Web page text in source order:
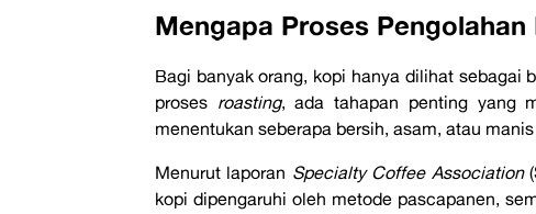
Mengapa Proses
Bagi banyak orang, kopi hanya dilihat sebagai
proses roasting, ada tahapan penting yang
menentukan seberapa bersih, asam, atau
Menurut laporan Specialty Coffee Association
kopi dipengaruhi oleh metode pascapanen,